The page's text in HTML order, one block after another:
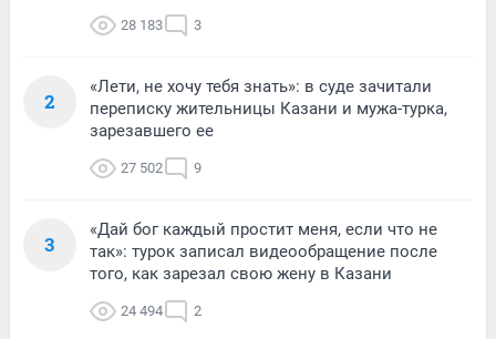
28 183 3
2
«Лети, не хочу тебя знать»: в суде зачитали
переписку жительницы Казани и мужа-турка,
зарезавшего ее
27 502 9
3
«Дай бог каждый простит меня, если что не
так»: турок записал видеообращение после
того, как зарезал свою жену в Казани
24 494 2